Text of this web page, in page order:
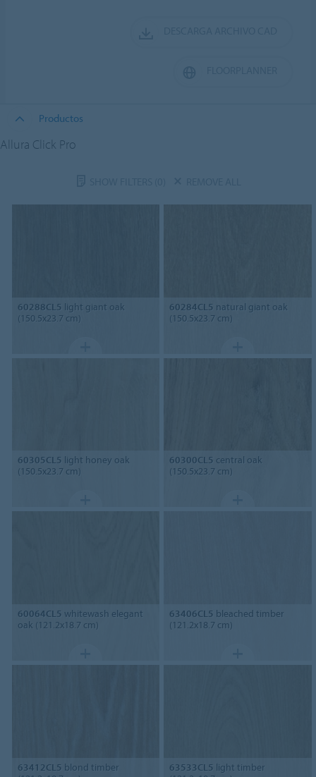
Productos
Allura Click Pro
60288CL5 light giant oak
(150.5x23.7 cm)
60284CL5 natural giant oak
(150.5x23.7 cm)
60305CL5 light honey oak
(150.5x23.7 cm)
60300CL5 central oak
(150.5x23.7 cm)
60064CL5 whitewash elegant
oak (121.2x18.7 cm)
63406CL5 bleached timber
(121.2x18.7 cm)
63412CL5 blond timber
63533CL5 light timber